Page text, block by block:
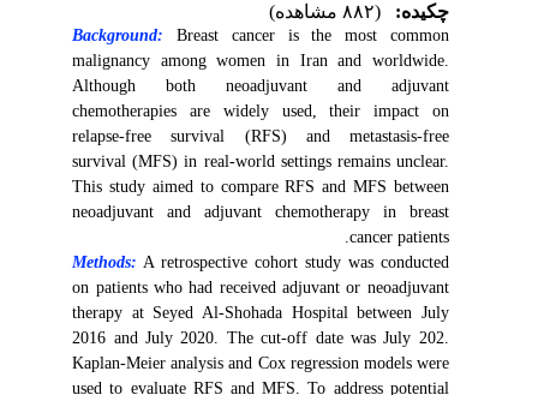
چکیده:
Background:Breast cancer is the most common
malignancy among women in Iran and worldwide.
Although both neoadjuvant and adjuvant
chemotherapies are widely used, their impact on
relapse-free survival (RFS) and metastasis-free
survival (MFS) in real-world settings remains unclear.
This study aimed to compare RFS and MFS between
neoadjuvant and adjuvant chemotherapy in breast
cancer patients.
Methods:A retrospective cohort study was conducted
on patients who had received adjuvant or neoadjuvant
therapy at Seyed Al-Shohada Hospital between July
2016 and July 2020. The cut-off date was July 202.
Kaplan-Meier analysis and Cox regression models were
used to evaluate RFS and MFS. To address potential